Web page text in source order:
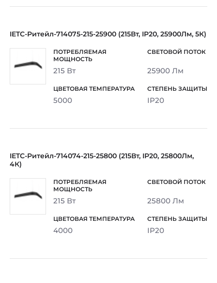
IETC-Ритейл-714075-215-25900 (215Вт, IP20, 25900Лм, 5К)
215 Вт 25900 Лм
5000 IP20
IETC-Ритейл-714074-215-25800 (215Вт, IP20, 25800Лм,
4К)
215 Вт 25800 Лм
4000 IP20